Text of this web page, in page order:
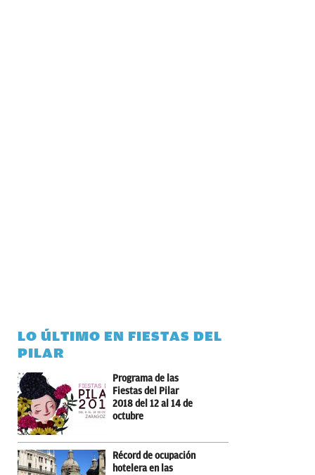
LO ÚLTIMO EN FIESTAS DEL
PILAR
Programa de las
Fiestas del Pilar
2018 del 12 al 14 de
octubre
Récord de ocupación
hotelera en las